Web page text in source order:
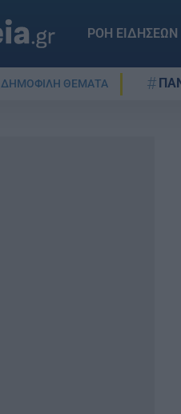
ΡΟΗ ΕΙΔΗΣΕΩΝ
ΔΗΜΟΦΙΛΗ ΘΕΜΑΤΑ